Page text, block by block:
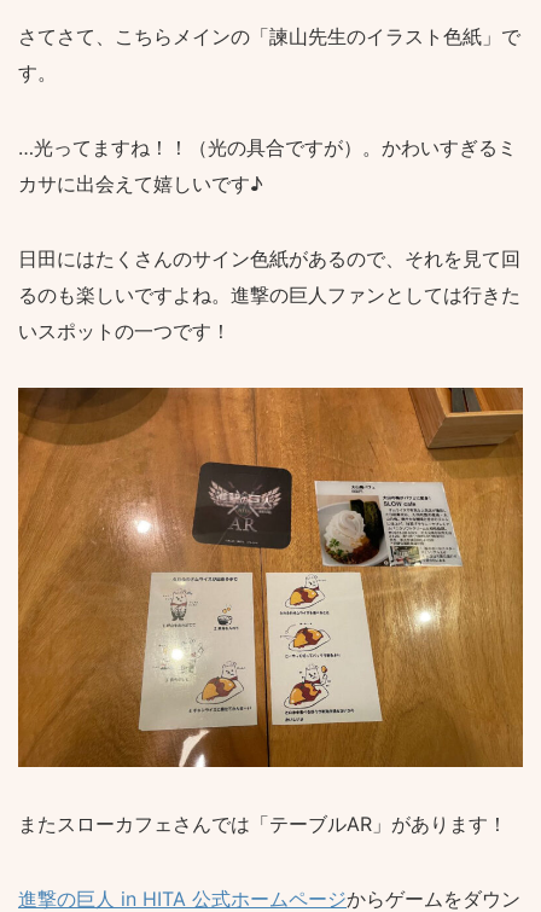
さてさて、こちらメインの「諫山先生のイラスト色紙」で
す。
…光ってますね！！（光の具合ですが）。かわいすぎるミ
カサに出会えて嬉しいです♪
日田にはたくさんのサイン色紙があるので、それを見て回
るのも楽しいですよね。進撃の巨人ファンとしては行きた
いスポットの一つです！
またスローカフェさんでは「テーブルAR」があります！
進撃の巨人 in HITA 公式ホームページからゲームをダウン